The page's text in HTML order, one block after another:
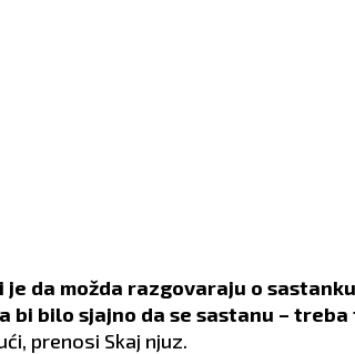
je da možda razgovaraju o
bi bilo sjajno da se sastanu –
prenosi Skaj njuz.